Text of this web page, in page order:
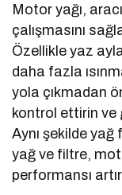
Motor yağı,
çalışmasını
Özellikle yaz
daha fazla
yola çıkmadan
kontrol ettirin ve
Aynı şekilde
yağ ve filtre,
performansı